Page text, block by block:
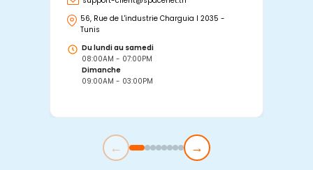
56, Rue de L'industrie Charguia I 2035 -
Tunis
Du lundi au samedi
08:00AM - 07:00PM
Dimanche
09:00AM - 03:00PM
← →